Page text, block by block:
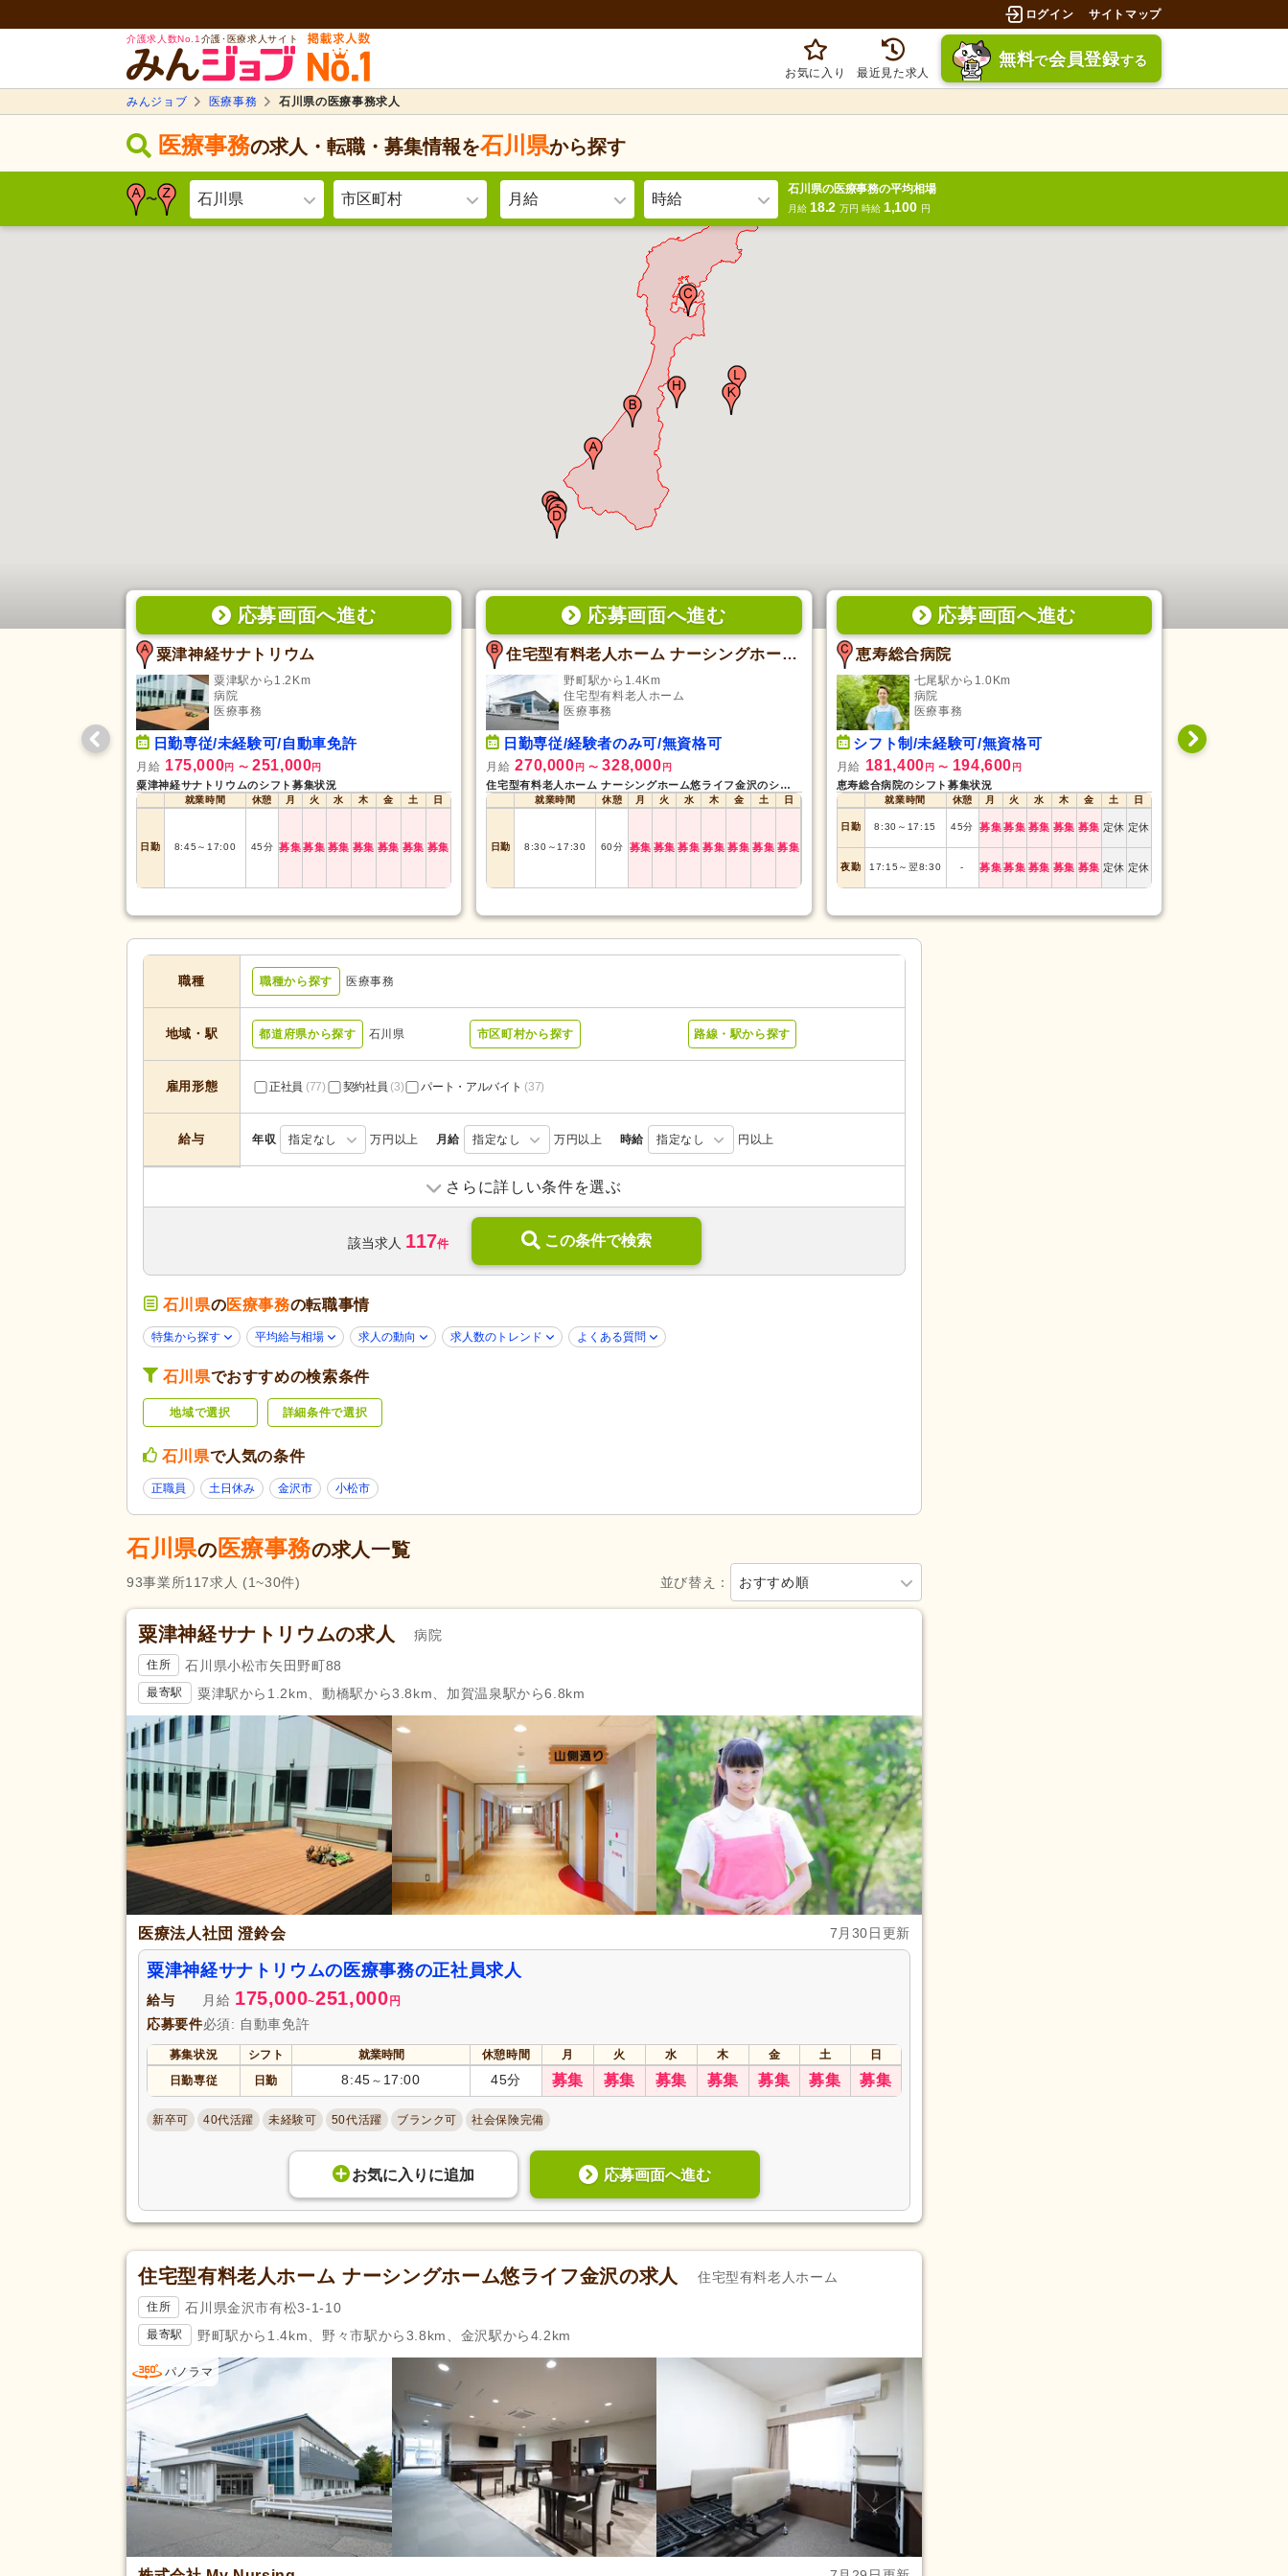
ログイン サイトマップ
介護求人数No.1 介護･医療求人サイト
お気に入り 最近見た求人
無料で会員登録する
みんジョブ 医療事務 石川県の医療事務求人
医療事務の求人・転職・募集情報を石川県から探す
〜 石川県 市区町村 月給 時給
石川県の医療事務の平均相場
月給 18.2万円 時給 1,100 円
応募画面へ進む
粟津神経サナトリウム
粟津駅から1.2Km
病院
医療事務
日勤専従/未経験可/自動車免許
月給 175,000円 〜 251,000円
粟津神経サナトリウムのシフト募集状況
就業時間 休憩 月 火 水 木 金 土 日
日勤 8:45 ～ 17:00 45分 募集募集 募集 募集 募集 募集 募集
応募画面へ進む
住宅型有料老人ホーム ナーシングホーム悠ライフ金沢
野町駅から1.4Km
住宅型有料老人ホーム
医療事務
日勤専従/経験者のみ可/無資格可
月給 270,000 円 〜 328,000 円
住宅型有料老人ホーム ナーシングホーム悠ライフ金沢のシフト募集状況
就業時間 休憩 月 火 水 木 金 土 日
日勤 8:30 ～ 17:30 60分 募集 募集 募集 募集 募集 募集 募集
応募画面へ進む
恵寿総合病院
七尾駅から1.0Km
病院
医療事務
シフト制/未経験可/無資格可
月給 181,400 円 〜 194,600 円
恵寿総合病院のシフト募集状況
就業時間 休憩 月 火 水 木 金 土 日
日勤 8:30 ～ 17:15 45分 募集募集 募集 募集 募集 定休 定休
夜勤 17:15 ～ 翌8:30 - 募集募集 募集 募集 募集 定休 定休
日勤専従/未
職種 職種から探す 医療事務
地域・駅 都道府県から探す 石川県 市区町村から探す 路線・駅から探す
雇用形態 正社員 (77) 契約社員 (3) パート・アルバイト (37)
給与 年収 指定なし 万円以上 月給 指定なし 万円以上 時給 指定なし 円以上
類
介護医療院・療養病床 (2)
応募条件・こ
だわり
新規オープン (4)
ブランク可(79) 学歴不問(101) 年齢不問(58)
学生可(1)
40代活躍(79) 50代活躍(79)
掲載14日以内
スピード対応(2)
勤務形態
残業ほぼなし
午後のみ可(5)
応募資格 自動車免許(15)
完全週休2日 (7)
給与・手当
福利厚生
社会保険完備(111) 研修制度あり(79)
企業年金 (9) 昇給あり (110) 復職支援あり(8)
退職金あり(47) 住宅手当(2) 資格取得支援あり(10)
通勤手当(107) 人事評価制度あり 託児施設あり(13)
資格手当(5) 扶養控除内考慮あり 扶養手当
再雇用制度あり (37) 正社員登用あり(7) 副業可
アクセス
駅近(18) 自動車通勤可(80) 自転車通勤可(79)
バイク通勤可
さらに詳しい条件を選ぶ
該当求人 117件 この条件で検索
石川県の医療事務の転職事情
特集から探す 平均給与相場 求人の動向 求人数のトレンド よくある質問
石川県でおすすめの検索条件
地域で選択 詳細条件で選択
石川県で人気の条件
正職員 土日休み 金沢市 小松市
石川県の 医療事務の求人一覧
並び替え： おすすめ順
93事業所117求人 (1~30件)
粟津神経サナトリウムの求人 病院
住所 石川県小松市矢田野町88
最寄駅 粟津駅から1.2km、動橋駅から3.8km、加賀温泉駅から6.8km
医療法人社団 澄鈴会 7月30日更新
粟津神経サナトリウムの医療事務の正社員求人
給与 月給 175,000~251,000 円
応募要件必須: 自動車免許
募集状況 シフト 就業時間 休憩時間 月 火 水 木 金 土
日
日勤専従
日勤 8:45 ～ 17:00 45分 募集 募集 募集 募集 募集 募集 募集
新卒可 40代活躍 未経験可 50代活躍 ブランク可 社会保険完備
お気に入り に追加 応募画面へ進む
住宅型有料老人ホーム ナーシングホーム悠ライフ金沢の求人 住宅型有料老人ホーム
住所 石川県金沢市有松3-1-10
最寄駅 野町駅から1.4km、野々市駅から3.8km、金沢駅から4.2km
パノラマ